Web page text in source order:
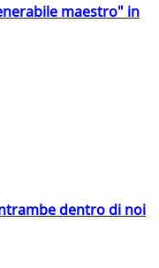
maestro" in
dentro di noi